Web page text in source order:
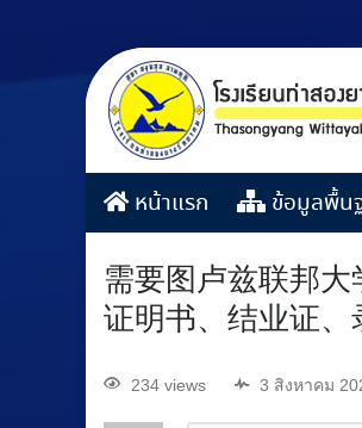
หน้าแรก ข้อมูลพื้น
需要图卢兹联邦
证明书、结业证
234 views 3 สิงหาคม